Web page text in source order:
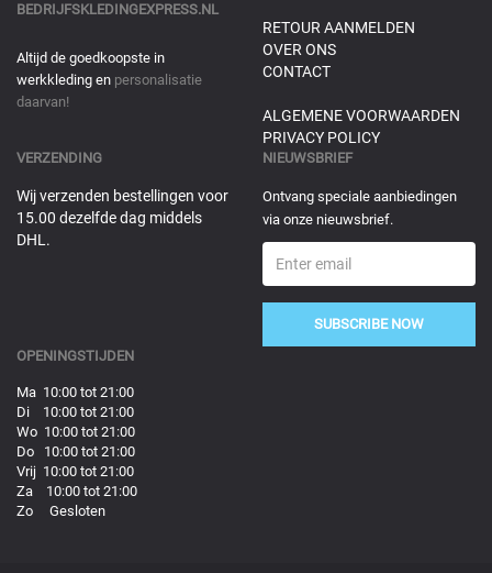
BEDRIJFSKLEDINGEXPRESS.NL
Altijd de goedkoopste in
werkkleding en personalisatie
daarvan!
RETOUR AANMELDEN
OVER ONS
CONTACT
ALGEMENE VOORWAARDEN
PRIVACY POLICY
VERZENDING
Wij verzenden bestellingen voor
15.00 dezelfde dag middels
DHL.
NIEUWSBRIEF
Ontvang speciale aanbiedingen
via onze nieuwsbrief.
SUBSCRIBE NOW
OPENINGSTIJDEN
Ma 10:00 tot 21:00
Di 10:00 tot 21:00
Wo 10:00 tot 21:00
Do 10:00 tot 21:00
Vrij 10:00 tot 21:00
Za 10:00 tot 21:00
Zo Gesloten